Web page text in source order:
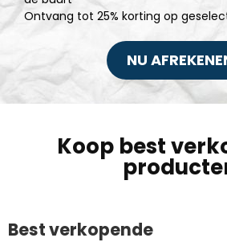
Ontvang tot 25% korting op
NU
Koop best
Best verkopende